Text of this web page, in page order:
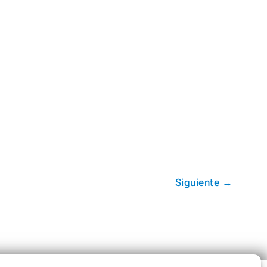
Siguiente →